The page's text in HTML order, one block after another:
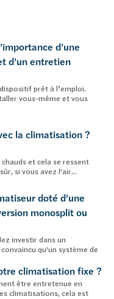
d’une
d’un entretien
prêt à l’emploi.
vous-même et vous
la climatisation ?
et cela se ressent
si vous avez l'air...
doté d’une
monosplit ou
investir dans un
qu'un système de
climatisation fixe ?
être entretenue en
climatisations, cela est